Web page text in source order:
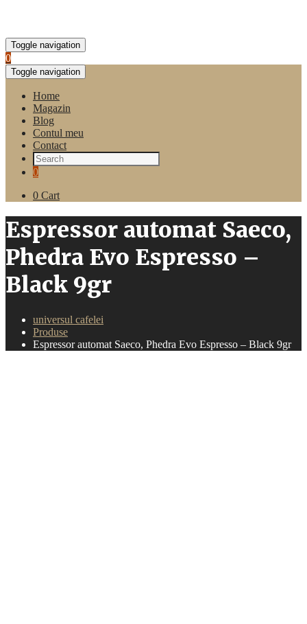
Toggle navigation
0
Toggle navigation
Home
Magazin
Blog
Contul meu
Contact
0
0 Cart
Espressor automat Saeco,
Phedra Evo Espresso –
Black 9gr
universul cafelei
Produse
Espressor automat Saeco, Phedra Evo Espresso – Black 9gr